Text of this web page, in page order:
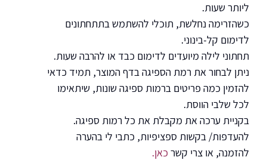
ליותר שעות.
כשהזרימה נחלשת, תוכלי להשתמש בתתחתונים
לדימום קל-בינוני.
תחתוני לילה מיועדים לדימום כבד או להרבה שעות.
ניתן לבחור את רמת הספיגה בדף המוצר, תמיד כדאי
להזמין כמה פריטים ברמות ספיגה שונות, שיתאימו
לכל שלבי הווסת.
בקניית ערכה את מקבלת את כל רמות ספיגה.
להעדפות/ בקשות ספציפיות, כתבי לי בהערה
להזמנה, או צרי קשר כאן.